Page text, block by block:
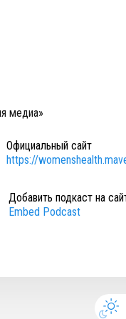
медиа»
Официальный сайт
https://
Добавить подкаст на
Embed Podcast